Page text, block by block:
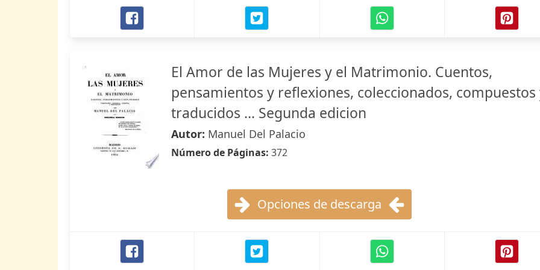
El Amor de las Mujeres y el Matrimonio. Cuentos,
pensamientos y reflexiones, coleccionados, compuestos
traducidos ... Segunda edicion
Autor: Manuel Del Palacio
Número de Páginas: 372
Opciones de descarga